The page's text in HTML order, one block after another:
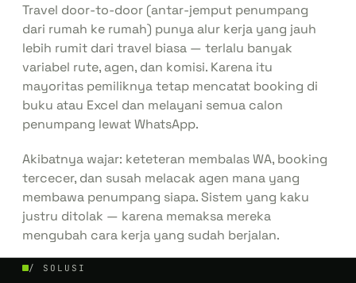
Travel door-to-door (antar-jemput penumpang
dari rumah ke rumah) punya alur kerja yang jauh
lebih rumit dari travel biasa — terlalu banyak
variabel rute, agen, dan komisi. Karena itu
mayoritas pemiliknya tetap mencatat booking di
buku atau Excel dan melayani semua calon
penumpang lewat WhatsApp.
Akibatnya wajar: keteteran membalas WA, booking
tercecer, dan susah melacak agen mana yang
membawa penumpang siapa. Sistem yang kaku
justru ditolak — karena memaksa mereka
mengubah cara kerja yang sudah berjalan.
/ SOLUSI